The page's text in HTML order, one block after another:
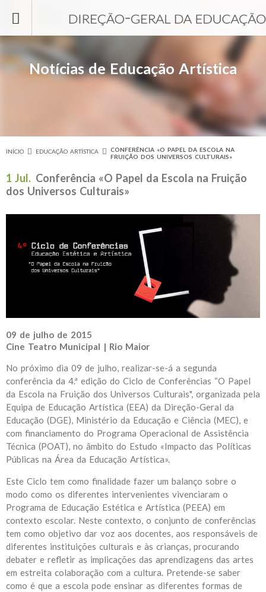
Notícias de Educação Artística
Está aqui
INÍCIO EDUCAÇÃO ARTÍSTICA
CONFERÊNCIA «O PAPEL DA ESCOLA NA
FRUIÇÃO DOS UNIVERSOS CULTURAIS»
1 Jul. Conferência «O Papel da Escola na Fruição
dos Universos Culturais»
09 de julho de 2015
Cine Teatro Municipal | Rio Maior
No próximo dia 09 de julho, realizar-se-á a segunda
conferência da 4.ª edição do Ciclo de Conferências “O Papel
da Escola na Fruição dos Universos Culturais", organizada pela
Equipa de Educação Artística (EEA) da Direção-Geral da
Educação (DGE), Ministério da Educação e Ciência (MEC), e
com financiamento do Programa Operacional de Assistência
Técnica (POAT), no âmbito do Estudo «Impacto das Políticas
Públicas na Área da Educação Artística».
Este Ciclo tem como finalidade fazer um balanço sobre o
modo como os diferentes intervenientes vivenciaram o
Programa de Educação Estética e Artística (PEEA) em
contexto escolar. Neste contexto, o conjunto de conferências
tem como objetivo dar voz aos docentes, aos responsáveis de
diferentes instituições culturais e às crianças, procurando
debater e refletir as implicações das aprendizagens das artes
em estreita colaboração com a cultura. Pretende-se saber
como é que a escola pode ensinar as diferentes formas de